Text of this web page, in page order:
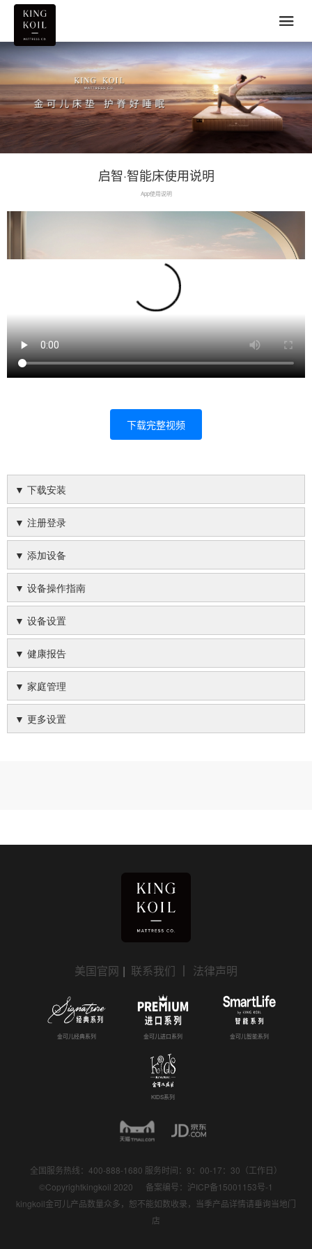
启智·智能床使用说明
App使用说明
下载完整视频
▼ 下载安装
▼ 注册登录
▼ 添加设备
▼ 设备操作指南
▼ 设备设置
▼ 健康报告
▼ 家庭管理
▼ 更多设置
美国官网 | 联系我们 ｜ 法律声明
金可儿经典系列 金可儿进口系列 金可儿智能系列
KIDS系列
全国服务热线：400-888-1680 服务时间：9：00-17：30（工作日）
©Copyrightkingkoil 2020 备案编号： 沪ICP备15001153号-1
kingkoil金可儿产品数量众多，恕不能如数收录，当季产品详情请垂询当地门
店